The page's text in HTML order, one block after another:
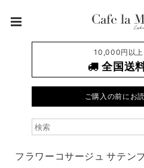
10,000円以上
全国送
ご購入の前にお
フラワーコサージュ サテン